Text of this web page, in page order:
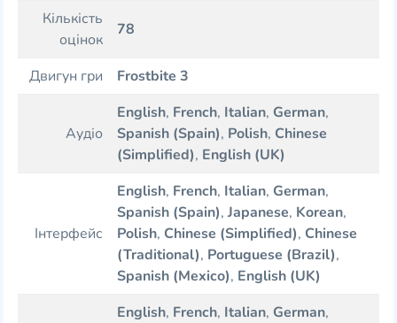
Кількість
оцінок
78
Двигун гри Frostbite 3
Аудіо
English, French, Italian, German,
Spanish (Spain), Polish, Chinese
(Simplified), English (UK)
Інтерфейс
English, French, Italian, German,
Spanish (Spain), Japanese, Korean,
Polish, Chinese (Simplified), Chinese
(Traditional), Portuguese (Brazil),
Spanish (Mexico), English (UK)
English, French, Italian, German,